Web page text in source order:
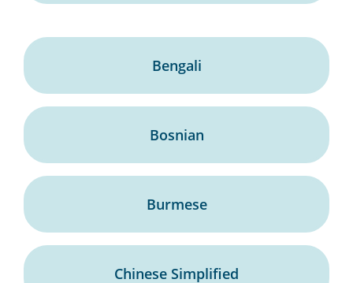
Bengali
Bosnian
Burmese
Chinese Simplified